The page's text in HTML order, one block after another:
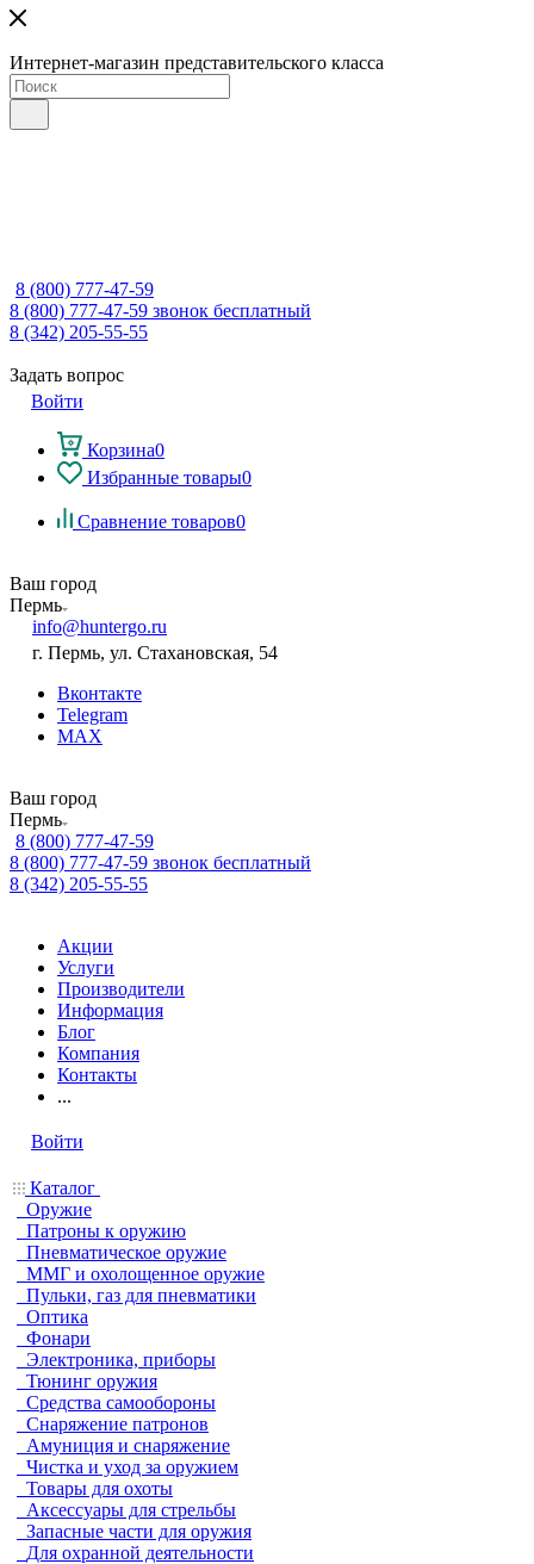
Интернет-магазин представительского класса
8 (800) 777-47-59
8 (800) 777-47-59 звонок бесплатный
8 (342) 205-55-55
Задать вопрос
Войти
Корзина0
Избранные товары0
Сравнение товаров0
Ваш город
Пермь
info@huntergo.ru
г. Пермь, ул. Стахановская, 54
Вконтакте
Telegram
MAX
Ваш город
Пермь
8 (800) 777-47-59
8 (800) 777-47-59 звонок бесплатный
8 (342) 205-55-55
Акции
Услуги
Производители
Информация
Блог
Компания
Контакты
...
Войти
Каталог
Оружие
Патроны к оружию
Пневматическое оружие
ММГ и охолощенное оружие
Пульки, газ для пневматики
Оптика
Фонари
Электроника, приборы
Тюнинг оружия
Средства самообороны
Снаряжение патронов
Амуниция и снаряжение
Чистка и уход за оружием
Товары для охоты
Аксессуары для стрельбы
Запасные части для оружия
Для охранной деятельности